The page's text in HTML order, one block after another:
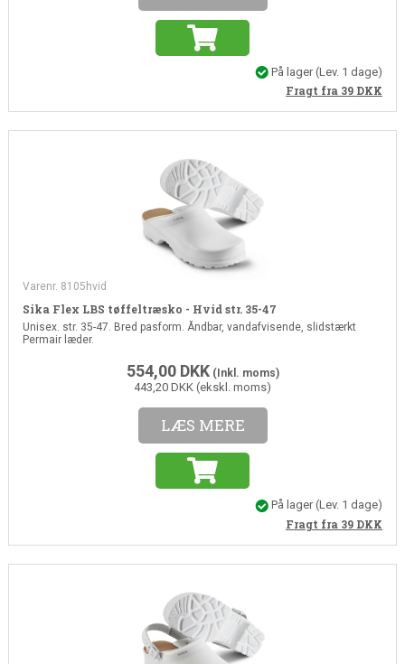
På lager(Lev. 1 dage)
Fragt fra 39 DKK
Varenr. 8105hvid
Sika Flex LBS tøffeltræsko - Hvid str. 35-47
Unisex. str. 35-47. Bred pasform. Åndbar, vandafvisende, slidstærkt
Permair læder.
554,00 DKK(Inkl. moms)
443,20 DKK (ekskl. moms)
LÆS MERE
På lager(Lev. 1 dage)
Fragt fra 39 DKK